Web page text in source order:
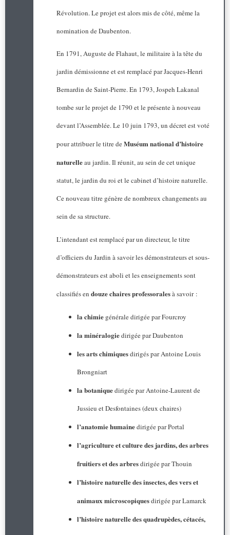
Révolution. Le projet est alors mis de côté, même la
nomination de Daubenton.
En 1791, Auguste de Flahaut, le militaire à la tête du
jardin démissionne et est remplacé par Jacques-Henri
Bernardin de Saint-Pierre. En 1793, Jospeh Lakanal
tombe sur le projet de 1790 et le présente à nouveau
devant l’Assemblée. Le 10 juin 1793, un décret est voté
pour attribuer le titre deMuséum national d’histoire
naturelleau jardin. Il réunit, au sein de cet unique
statut, le jardin du roi et le cabinet d’histoire naturelle.
Ce nouveau titre génère de nombreux changements au
sein de sa structure.
L’intendant est remplacé par un directeur, le titre
d’officiers du Jardin à savoir les démonstrateurs et sous-
démonstrateurs est aboli et les enseignements sont
classifiés en douze chaires professoralesà savoir :
la chimie générale dirigée par Fourcroy
la minéralogiedirigée par Daubenton
les arts chimiquesdirigés par Antoine Louis
Brongniart
la botaniquedirigée par Antoine-Laurent de
Jussieu et Desfontaines (deux chaires)
l’anatomie humainedirigée par Portal
l’agriculture et culture des jardins, des arbres
fruitiers et des arbresdirigée par Thouin
l’histoire naturelle des insectes, des vers et
animaux microscopiquesdirigée par Lamarck
l’histoire naturelle des quadrupèdes, cétacés,